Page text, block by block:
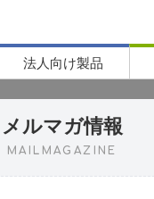
法人向け製品
メルマガ情報
MAILMAGAZINE